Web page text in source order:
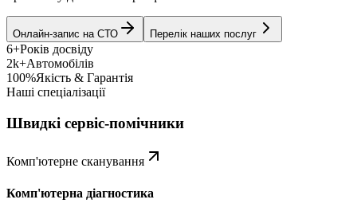
Онлайн-запис на СТО Перелік наших послуг
6+Років досвіду
2k+Автомобілів
100%Якість & Гарантія
Наші спеціалізації
Швидкі сервіс-помічники
Комп'ютерне сканування
Комп'ютерна діагностика